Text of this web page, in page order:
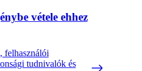
vétele ehhez
felhasználói
tudnivalók és